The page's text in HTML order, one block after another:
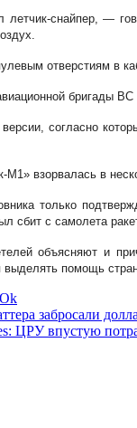
снайпер, —
отверстиям в
бригады ВС
версии, согласно
взорвалась в
только
сбит с самолета
объясняют и
выделять помощь
Ok
забросали
ЦРУ впустую